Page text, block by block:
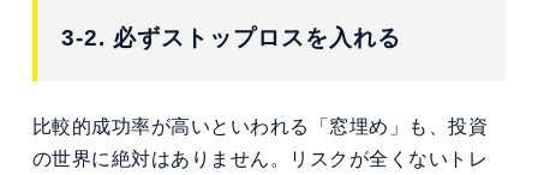
3-2. 必ずストップロスを入れる
比較的成功率が高いといわれる「窓埋め」も、投資
の世界に絶対はありません。リスクが全くないトレ